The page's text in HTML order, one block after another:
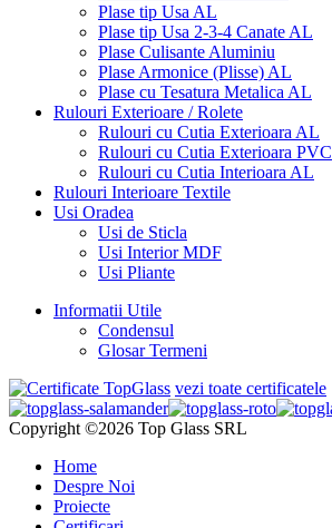
Plase tip Usa AL
Plase tip Usa 2-3-4 Canate AL
Plase Culisante Aluminiu
Plase Armonice (Plisse) AL
Plase cu Tesatura Metalica AL
Rulouri Exterioare / Rolete
Rulouri cu Cutia Exterioara AL
Rulouri cu Cutia Exterioara PVC
Rulouri cu Cutia Interioara AL
Rulouri Interioare Textile
Usi Oradea
Usi de Sticla
Usi Interior MDF
Usi Pliante
Informatii Utile
Condensul
Glosar Termeni
vezi toate certificatele
Copyright ©2026 Top Glass SRL
Home
Despre Noi
Proiecte